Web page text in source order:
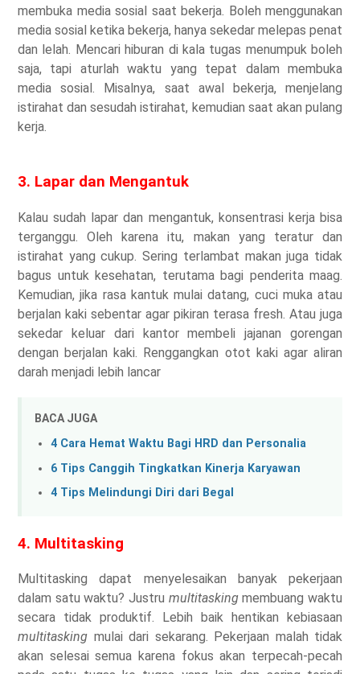
membuka media sosial saat bekerja. Boleh menggunakan
media sosial ketika bekerja, hanya sekedar melepas penat
dan lelah. Mencari hiburan di kala tugas menumpuk boleh
saja, tapi aturlah waktu yang tepat dalam membuka
media sosial. Misalnya, saat awal bekerja, menjelang
istirahat dan sesudah istirahat, kemudian saat akan pulang
kerja.
3. Lapar dan Mengantuk
Kalau sudah lapar dan mengantuk, konsentrasi kerja bisa
terganggu. Oleh karena itu, makan yang teratur dan
istirahat yang cukup. Sering terlambat makan juga tidak
bagus untuk kesehatan, terutama bagi penderita maag.
Kemudian, jika rasa kantuk mulai datang, cuci muka atau
berjalan kaki sebentar agar pikiran terasa fresh. Atau juga
sekedar keluar dari kantor membeli jajanan gorengan
dengan berjalan kaki. Renggangkan otot kaki agar aliran
darah menjadi lebih lancar
BACA JUGA
4 Cara Hemat Waktu Bagi HRD dan Personalia
6 Tips Canggih Tingkatkan Kinerja Karyawan
4 Tips Melindungi Diri dari Begal
4. Multitasking
Multitasking dapat menyelesaikan banyak pekerjaan
dalam satu waktu? Justru multitaskingmembuang waktu
secara tidak produktif. Lebih baik hentikan kebiasaan
multitasking mulai dari sekarang. Pekerjaan malah tidak
akan selesai semua karena fokus akan terpecah-pecah